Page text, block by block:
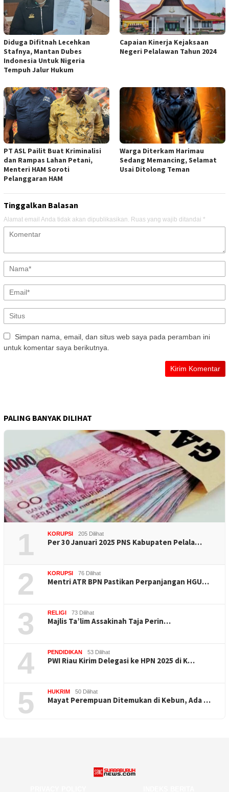
Diduga Difitnah Lecehkan
Stafnya, Mantan Dubes
Indonesia Untuk Nigeria
Tempuh Jalur Hukum
Capaian Kinerja Kejaksaan
Negeri Pelalawan Tahun 2024
PT ASL Pailit Buat Kriminalisi
dan Rampas Lahan Petani,
Menteri HAM Soroti
Pelanggaran HAM
Warga Diterkam Harimau
Sedang Memancing, Selamat
Usai Ditolong Teman
Tinggalkan Balasan
Alamat email Anda tidak akan dipublikasikan. Ruas yang wajib ditandai *
Simpan nama, email, dan situs web saya pada peramban ini
untuk komentar saya berikutnya.
PALING BANYAK DILIHAT
1 KORUPSI 205 Dilihat
Per 30 Januari 2025 PNS Kabupaten Pelala…
2 KORUPSI 76 Dilihat
Mentri ATR BPN Pastikan Perpanjangan HGU…
3 RELIGI 73 Dilihat
Majlis Ta’lim Assakinah Taja Perin…
4 PENDIDIKAN 53 Dilihat
PWI Riau Kirim Delegasi ke HPN 2025 di K…
5 HUKRIM 50 Dilihat
Mayat Perempuan Ditemukan di Kebun, Ada …